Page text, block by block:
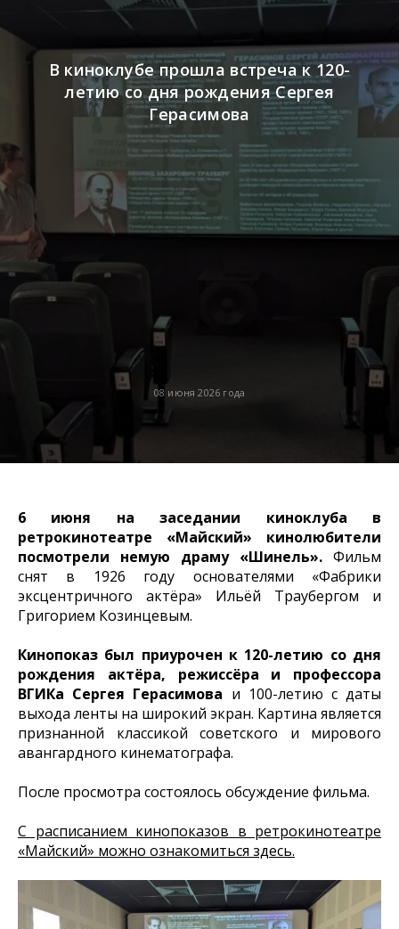
08 июня 2026 года
В киноклубе прошла встреча к 120-
летию со дня рождения Сергея
Герасимова
6 июня на заседании киноклуба в
ретрокинотеатре «Майский» кинолюбители
посмотрели немую драму «Шинель». Фильм
снят в 1926 году основателями «Фабрики
эксцентричного актёра» Ильёй Траубергом и
Григорием Козинцевым.
Кинопоказ был приурочен к 120-летию со дня
рождения актёра, режиссёра и профессора
ВГИКа Сергея Герасимова и 100-летию с даты
выхода ленты на широкий экран. Картина является
признанной классикой советского и мирового
авангардного кинематографа.
После просмотра состоялось обсуждение фильма.
С расписанием кинопоказов в ретрокинотеатре
«Майский» можно ознакомиться здесь.